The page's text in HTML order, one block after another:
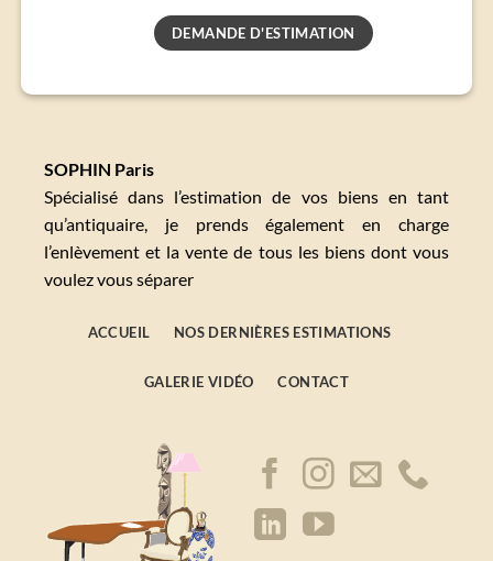
DEMANDE D'ESTIMATION
SOPHIN Paris
Spécialisé dans l’estimation de vos biens en tant
qu’antiquaire, je prends également en charge
l’enlèvement et la vente de tous les biens dont vous
voulez vous séparer
ACCUEIL NOS DERNIÈRES ESTIMATIONS
GALERIE VIDÉO CONTACT